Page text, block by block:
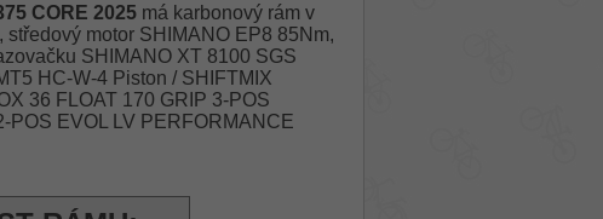
CORE 2025má karbonový rám v
motor SHIMANO EP8 85Nm,
SHIMANO XT 8100 SGS
HC-W-4 Piston / SHIFTMIX
36 FLOAT 170 GRIP 3-POS
POS EVOL LV PERFORMANCE